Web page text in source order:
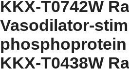
KKX-T0742W
Vasodilator-
KKX-T0438W